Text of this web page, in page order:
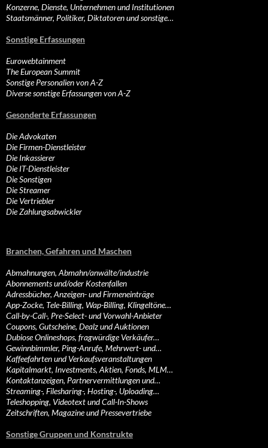
Konzerne, Dienste, Unternehmen und Institutionen
Staatsmänner, Politiker, Diktatoren und sonstige…
Sonstige Erfassungen
Eurowebtainment
The European Summit
Sonstige Personalien von A-Z
Diverse sonstige Erfassungen von A-Z
Gesonderte Erfassungen
Die Advokaten
Die Firmen-Dienstleister
Die Inkassierer
Die IT-Dienstleister
Die Sonstigen
Die Streamer
Die Vertriebler
Die Zahlungsabwickler
Branchen, Gefahren und Maschen
Abmahnungen, Abmahn/anwälte/industrie
Abonnements und/oder Kostenfallen
Adressbücher, Anzeigen- und Firmeneinträge
App-Zocke, Tele-Billing, Wap-Billing, Klingeltöne…
Call-by-Call-, Pre-Select- und Vorwahl-Anbieter
Coupons, Gutscheine, Dealz und Auktionen
Dubiose Onlineshops, fragwürdige Verkäufer…
Gewinnbimmler, Ping-Anrufe, Mehrwert- und…
Kaffeefahrten und Verkaufsveranstaltungen
Kapitalmarkt, Investments, Aktien, Fonds, MLM…
Kontaktanzeigen, Partnervermittlungen und…
Streaming-, Filesharing-, Hosting-, Uploading…
Teleshopping, Videotext und Call-In-Shows
Zeitschriften, Magazine und Pressevertriebe
Sonstige Gruppen und Konstrukte